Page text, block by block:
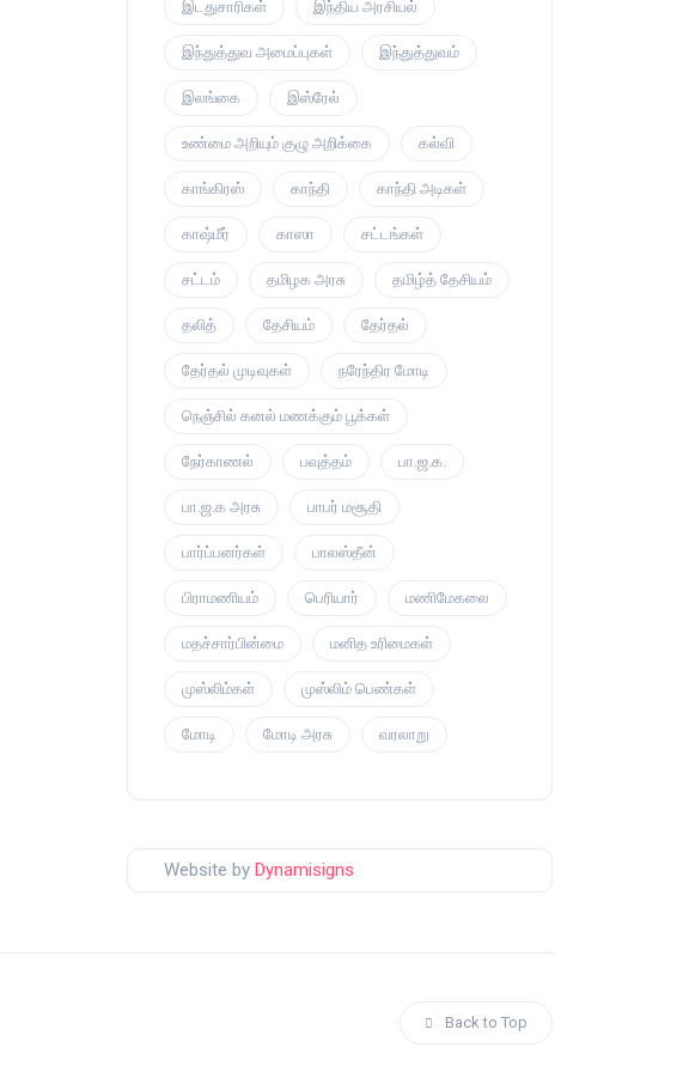
இடதுசாரிகள் இந்திய அரசியல்
இந்துத்துவ அமைப்புகள் இந்துத்துவம்
இலங்கை இஸ்ரேல்
உண்மை அறியும் குழு அறிக்கை கல்வி
காங்கிரஸ் காந்தி காந்தி அடிகள்
காஷ்மீர் காஸா சட்டங்கள்
சட்டம் தமிழக அரசு தமிழ்த் தேசியம்
தலித் தேசியம் தேர்தல்
தேர்தல் முடிவுகள் நரேந்திர மோடி
நெஞ்சில் கனல் மணக்கும் பூக்கள்
நேர்காணல் பவுத்தம் பா.ஜ.க.
பா.ஜ.க அரசு பாபர் மசூதி
பார்ப்பனர்கள் பாலஸ்தீன்
பிராமணியம் பெரியார் மணிமேகலை
மதச்சார்பின்மை மனித உரிமைகள்
முஸ்லிம்கள் முஸ்லிம் பெண்கள்
மோடி மோடி அரசு வரலாறு
Website by Dynamisigns
Back to Top